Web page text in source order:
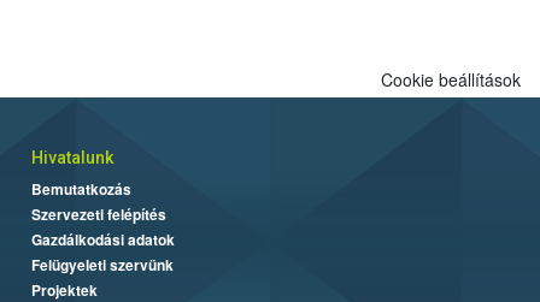
Cookie beállítások
Hivatalunk
Bemutatkozás
Szervezeti felépítés
Gazdálkodási adatok
Felügyeleti szervünk
Projektek